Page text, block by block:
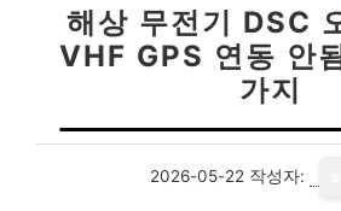
해상 무전기 DSC
VHF GPS 연동 안
가지
2026-05-22 작성자: